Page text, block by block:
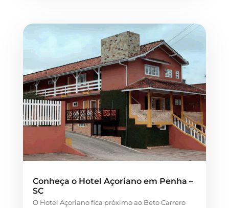
Conheça o Hotel Açoriano em Penha –
SC
O Hotel Açoriano fica próximo ao Beto Carrero